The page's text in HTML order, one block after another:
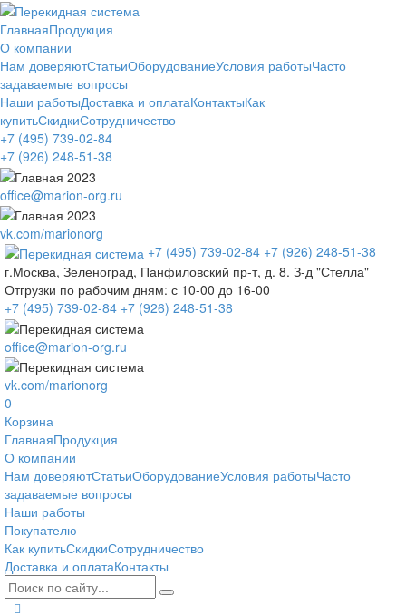
ГлавнаяПродукция
О компании
Нам доверяютСтатьиОборудованиеУсловия работыЧасто
задаваемые вопросы
Наши работыДоставка и оплатаКонтактыКак
купитьСкидкиСотрудничество
+7 (495) 739-02-84
+7 (926) 248-51-38
office@marion-org.ru
vk.com/marionorg
+7 (495) 739-02-84 +7 (926) 248-51-38
г.Москва, Зеленоград, Панфиловский пр-т, д. 8. З-д "Стелла"
Отгрузки по рабочим дням: с 10-00 до 16-00
+7 (495) 739-02-84 +7 (926) 248-51-38
office@marion-org.ru
vk.com/marionorg
0
Корзина
ГлавнаяПродукция
О компании
Нам доверяютСтатьиОборудованиеУсловия работыЧасто
задаваемые вопросы
Наши работы
Покупателю
Как купитьСкидкиСотрудничество
Доставка и оплатаКонтакты